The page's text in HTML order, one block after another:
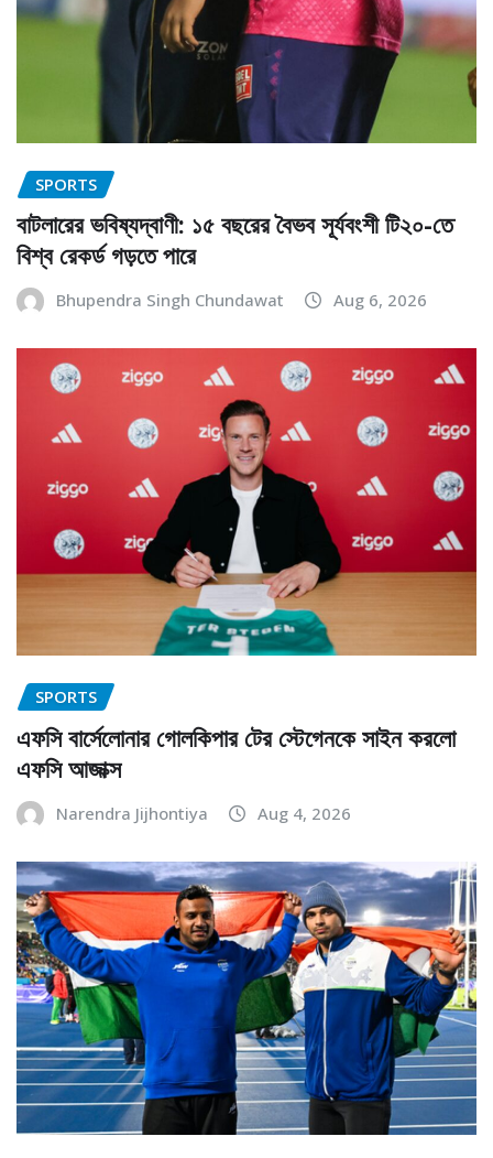
SPORTS
বাটলারের ভবিষ্যদ্বাণী: ১৫ বছরের বৈভব সূর্যবংশী টি২০-তে
বিশ্ব রেকর্ড গড়তে পারে
Bhupendra Singh Chundawat Aug 6, 2026
SPORTS
এফসি বার্সেলোনার গোলকিপার টের স্টেগেনকে সাইন করলো
এফসি আজাক্স
Narendra Jijhontiya Aug 4, 2026